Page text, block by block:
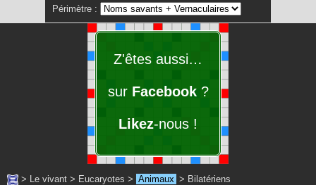
Périmètre :
Z'êtes aussi…
sur Facebook?
Likez-nous !
> Le vivant > Eucaryotes > Animaux > Bilatériens